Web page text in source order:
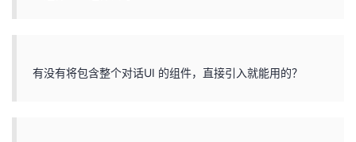
有没有将包含整个对话UI 的组件，直接引入就能用的？